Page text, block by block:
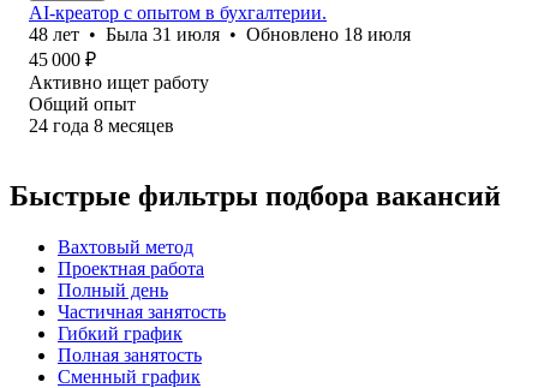
AI-креатор с опытом в бухгалтерии.
48 лет • Была 31 июля • Обновлено 18 июля
45 000 ₽
Активно ищет работу
Общий опыт
24 года 8 месяцев
Быстрые фильтры подбора вакансий
Вахтовый метод
Проектная работа
Полный день
Частичная занятость
Гибкий график
Полная занятость
Сменный график